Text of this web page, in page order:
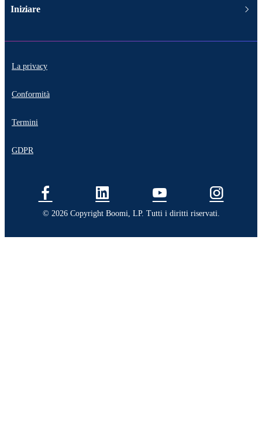
Iniziare
La privacy
Conformità
Termini
GDPR
© 2026 Copyright Boomi, LP. Tutti i diritti riservati.